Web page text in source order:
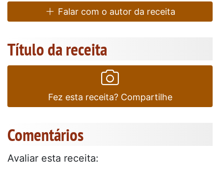
Falar com o autor da receita
Título da receita
Fez esta receita? Compartilhe
Comentários
Avaliar esta receita: